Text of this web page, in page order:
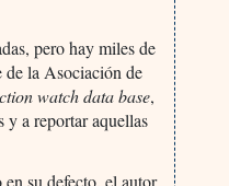
pero hay miles de
de la Asociación de
watch data base,
y a reportar aquellas